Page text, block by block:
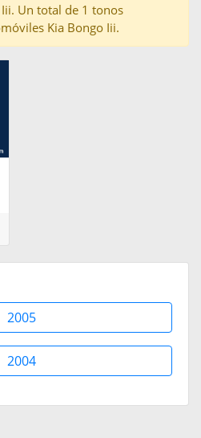
Un total de 1 tonos
Kia Bongo Iii.
2005
2004